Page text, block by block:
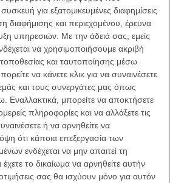
για εξατομικευμένες διαφημίσεις
διαφήμισης και περιεχομένου, έρευνα
υπηρεσιών. Με την άδειά σας, εμείς
να χρησιμοποιήσουμε ακριβή
και ταυτοποίησης μέσω
να κάνετε κλικ για να συναινέσετε
και τους συνεργάτες μας όπως
Εναλλακτικά, μπορείτε να αποκτήσετε
πληροφορίες και να αλλάξετε τις
ή να αρνηθείτε να
ότι κάποια επεξεργασία των
ενδέχεται να μην απαιτεί τη
το δικαίωμα να αρνηθείτε αυτήν
σας θα ισχύουν μόνο για αυτόν
όλες τις άλλες: Σπάνιες
γυρίσματα των «Κυνηγών της
Κρανάκης
φιλούσε υπέροχα...
Λυκούργου